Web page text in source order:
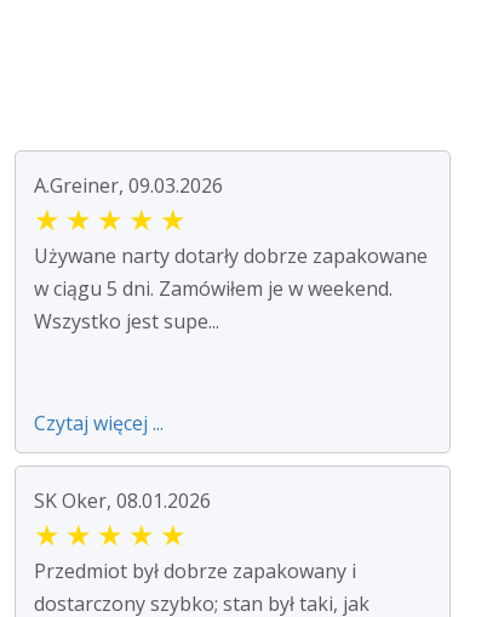
A.Greiner, 09.03.2026
★ ★ ★ ★ ★
Używane narty dotarły dobrze zapakowane
w ciągu 5 dni. Zamówiłem je w weekend.
Wszystko jest supe...
Czytaj więcej ...
SK Oker, 08.01.2026
★ ★ ★ ★ ★
Przedmiot był dobrze zapakowany i
dostarczony szybko; stan był taki, jak